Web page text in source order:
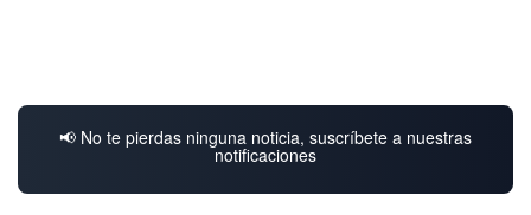
📢 No te pierdas ninguna noticia, suscríbete a nuestras
notificaciones